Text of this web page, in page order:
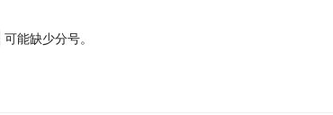
可能缺少分号。